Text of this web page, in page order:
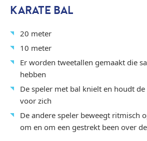
KARATE BAL
20 meter
10 meter
Er worden tweetallen gemaakt die
hebben
De speler met bal knielt en houdt
voor zich
De andere speler beweegt ritmisch
om en om een gestrekt been over